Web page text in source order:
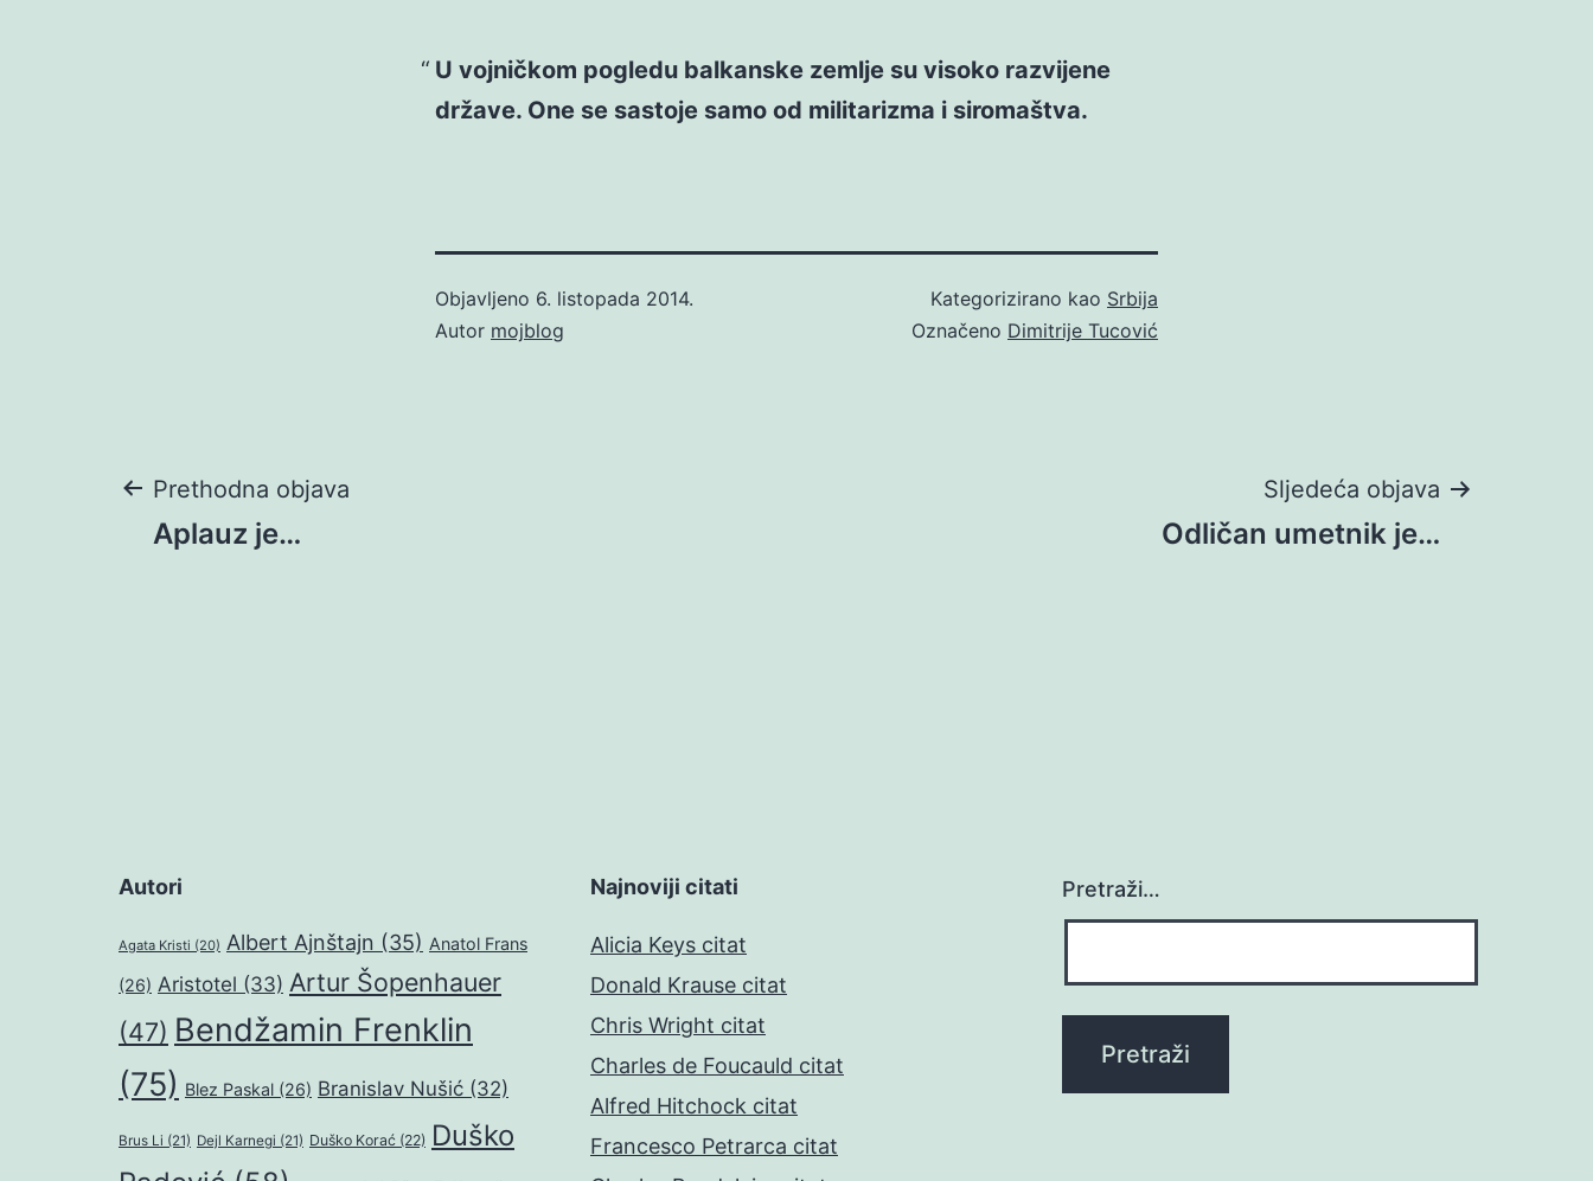
U vojničkom pogledu balkanske zemlje su visoko razvijene
države. One se sastoje samo od militarizma i siromaštva.
Objavljeno 6. listopada 2014.
Autor mojblog
Kategorizirano kao Srbija
Označeno Dimitrije Tucović
Navigacija
Prethodna objava
Aplauz je…
Sljedeća objava
Odličan umetnik je…
Autori
Agata Kristi (20) Albert Ajnštajn (35) Anatol Frans
(26) Aristotel (33) Artur Šopenhauer
(47) Bendžamin Frenklin
(75) Blez Paskal (26) Branislav Nušić (32)
Brus Li (21) Dejl Karnegi (21) Duško Korać (22) Duško
Najnoviji citati
Alicia Keys citat
Donald Krause citat
Chris Wright citat
Charles de Foucauld citat
Alfred Hitchock citat
Francesco Petrarca citat
Pretraži…